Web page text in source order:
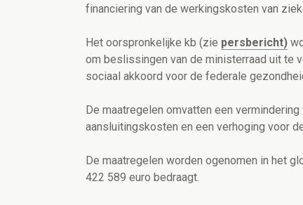
financiering van de werkingskosten van
Het oorspronkelijke kb (zie persbericht)
om beslissingen van de ministerraad uit te
sociaal akkoord voor de federale
De maatregelen omvatten een
aansluitingskosten en een verhoging voor
De maatregelen worden ogenomen in het
422 589 euro bedraagt.